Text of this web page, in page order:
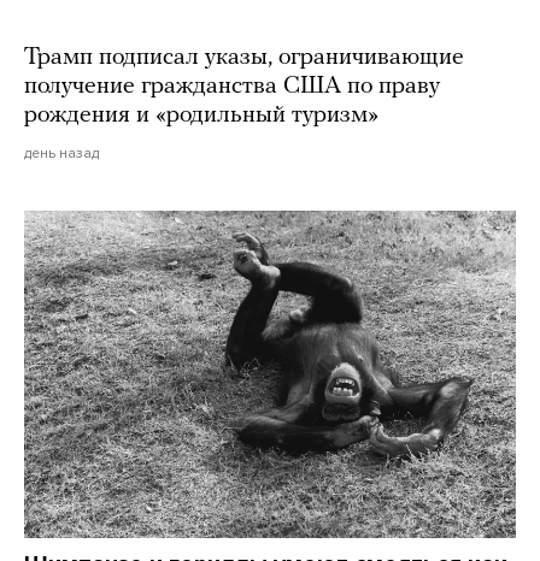
Трамп подписал указы, ограничивающие
получение гражданства США по праву
рождения и «родильный туризм»
день назад